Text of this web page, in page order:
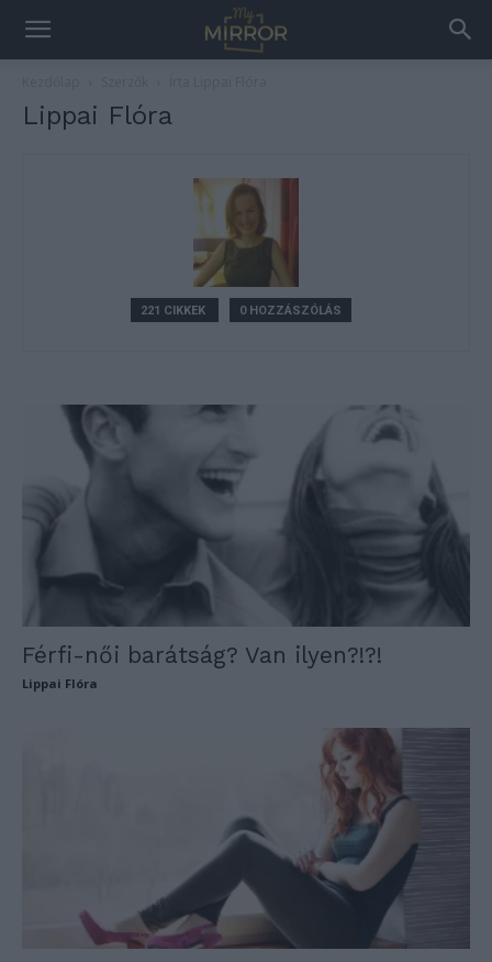
Lippai Flóra
221 CIKKEK 0 HOZZÁSZÓLÁS
Férfi-női barátság? Van ilyen?!?!
Lippai Flóra